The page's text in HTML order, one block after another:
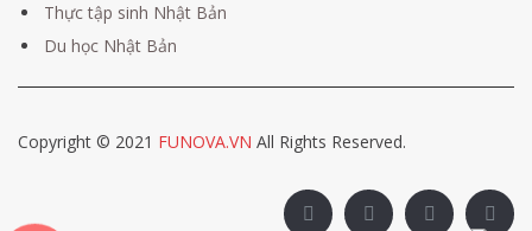
Thực tập sinh Nhật Bản
Du học Nhật Bản
Copyright © 2021 FUNOVA.VN All Rights Reserved.